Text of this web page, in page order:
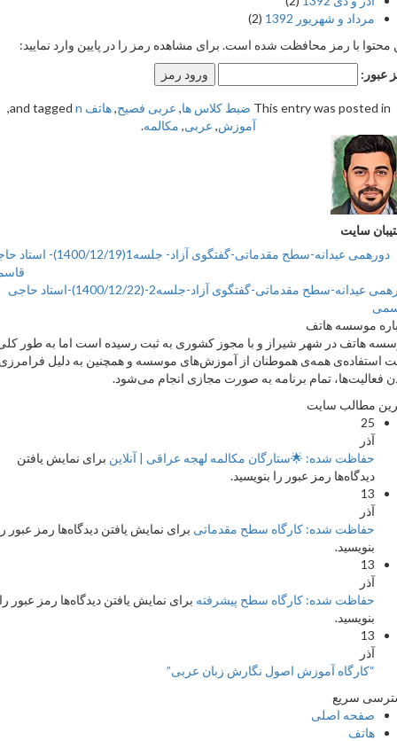
مرداد و شهریور 1392
(2)
با رمز محافظت شده است. برای مشاهده رمز را در پایین وارد نمایید:
This entry was postedضبط کلاس ها ,عربی فصیح,هاتفand tagged
n
,
آموزش,عربی ,مکالمه.
سایت
دورهمی عیدانه-سطح مقدماتی-گفتگوی آزاد- جلسه1(1400/12/19)- استاد حاجی
قاسمی
دورهمی عیدانه-سطح مقدماتی-گفتگوی آزاد-جلسه2-(1400/12/22)-استاد حاجی
موسسه هاتف
هاتف در شهر شیراز و با مجوز کشوری به ثبت رسیده است اما به طور کلی
همه‌ی هموطنان از آموزش‌های موسسه و همچنین به دلیل فرامرزی
تمام برنامه به صورت مجازی انجام می‌شود.
مطالب سایت
25
آذر
حفاظت شده: 🌟ستارگان مکالمه لهجه عراقی | آنلاینبرای نمایش یافتن
دیدگاه‌ها رمز عبور را بنویسید.
13
آذر
حفاظت شده: کارگاه سطح مقدماتیبرای نمایش یافتن دیدگاه‌ها رمز عبور را
بنویسید.
13
آذر
حفاظت شده: کارگاه سطح پیشرفتهبرای نمایش یافتن دیدگاه‌ها رمز عبور را
بنویسید.
13
آذر
“کارگاه آموزش اصول نگارش زبان عربی”
سریع
صفحه اصلی
هاتف